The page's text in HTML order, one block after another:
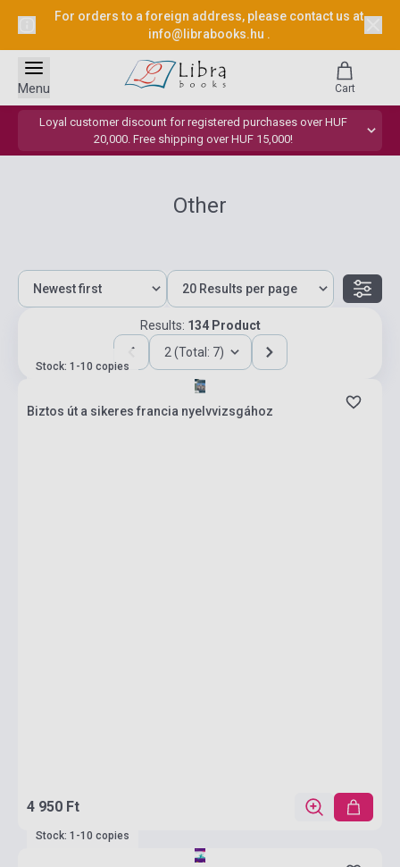
For orders to a foreign address, please contact us at
info@librabooks.hu .
Loyal customer discount for registered purchases over HUF
20,000. Free shipping over HUF 15,000!
Menu Cart
Other
Results: 134 Product
2 (Total: 7)
Stock: 1-10 copies
Biztos út a sikeres francia nyelvvizsgához
4 950 Ft
Stock: 1-10 copies